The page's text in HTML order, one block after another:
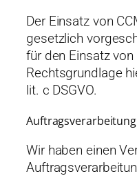
Der Einsatz von
gesetzlich
für den Einsatz
Rechtsgrundlage
lit. c DSGVO.
Auftragsverarbeitung
Wir haben einen